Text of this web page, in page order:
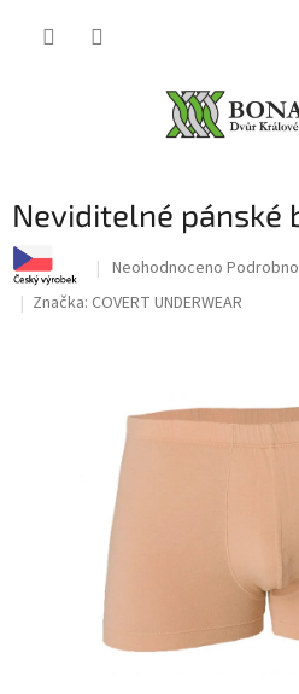
Neviditelné pánské
Průměrné
produktu
hvězdiček.
Neohodnoceno
Značka: COVERT UNDERWEAR